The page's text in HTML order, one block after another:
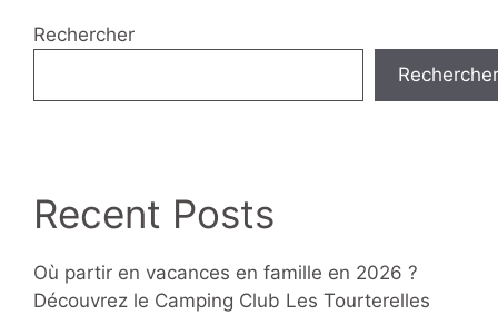
Rechercher
Rechercher
Recent Posts
Où partir en vacances en famille en 2026 ?
Découvrez le Camping Club Les Tourterelles